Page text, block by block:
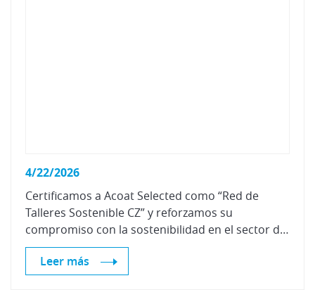
4/22/2026
Certificamos a Acoat Selected como “Red de
Talleres Sostenible CZ” y reforzamos su
compromiso con la sostenibilidad en el sector de la reparación
Leer más